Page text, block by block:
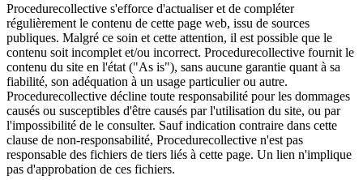
Procedurecollective s'efforce d'actualiser et de compléter
régulièrement le contenu de cette page web, issu de sources
publiques. Malgré ce soin et cette attention, il est possible que le
contenu soit incomplet et/ou incorrect. Procedurecollective fournit le
contenu du site en l'état ("As is"), sans aucune garantie quant à sa
fiabilité, son adéquation à un usage particulier ou autre.
Procedurecollective décline toute responsabilité pour les dommages
causés ou susceptibles d'être causés par l'utilisation du site, ou par
l'impossibilité de le consulter. Sauf indication contraire dans cette
clause de non-responsabilité, Procedurecollective n'est pas
responsable des fichiers de tiers liés à cette page. Un lien n'implique
pas d'approbation de ces fichiers.